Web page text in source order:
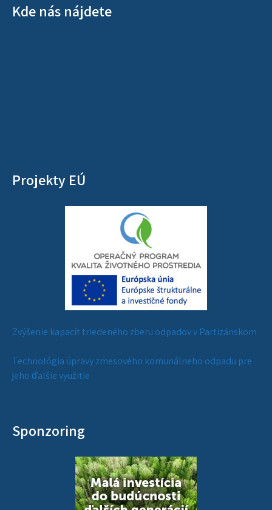
Kde nás nájdete
Projekty EÚ
Zvýšenie kapacít triedeného zberu odpadov v Partizánskom
Technológia úpravy zmesového komunálneho odpadu pre
jeho ďalšie využitie
Sponzoring